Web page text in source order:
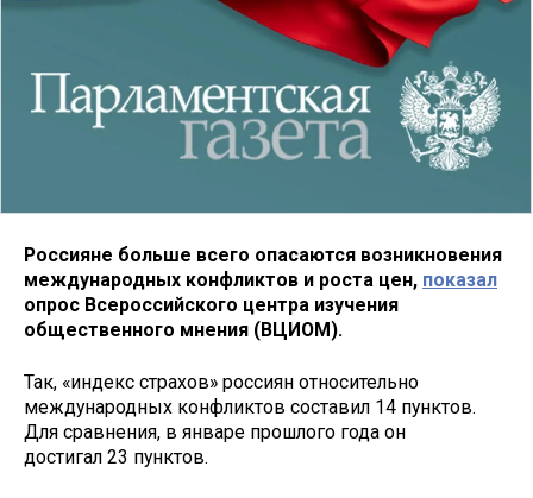
Россияне больше всего опасаются возникновения
международных конфликтов и роста цен, показал
опрос Всероссийского центра изучения
общественного мнения (ВЦИОМ).
Так, «индекс страхов» россиян относительно
международных конфликтов составил 14 пунктов.
Для сравнения, в январе прошлого года он
достигал 23 пунктов.